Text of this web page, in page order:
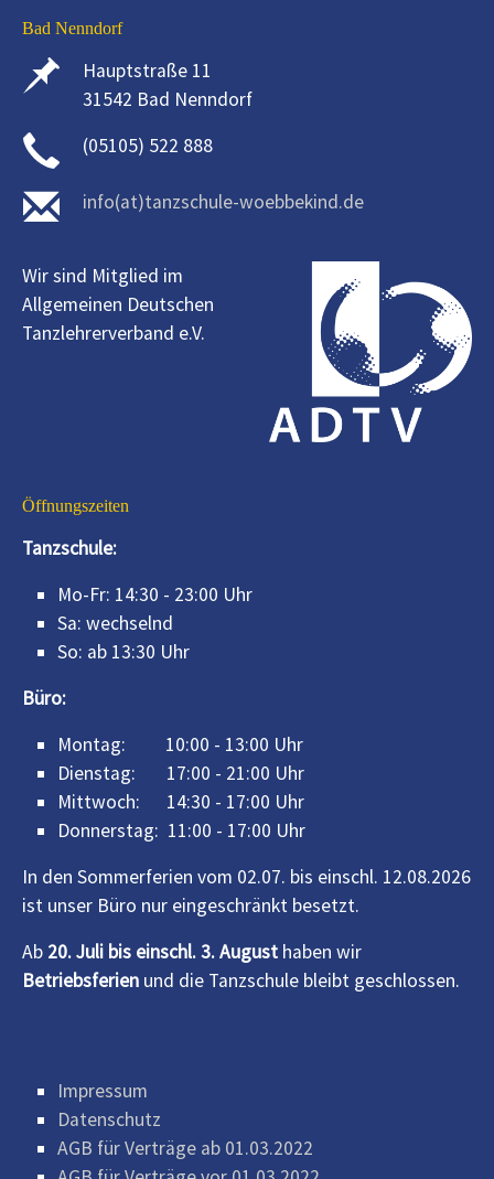
Bad Nenndorf
Hauptstraße 11
31542 Bad Nenndorf
(05105) 522 888
info(at)tanzschule-woebbekind.de
Wir sind Mitglied im
Allgemeinen Deutschen
Tanzlehrerverband e.V.
Öffnungszeiten
Tanzschule:
Mo-Fr: 14:30 - 23:00 Uhr
Sa: wechselnd
So: ab 13:30 Uhr
Büro:
Montag: 10:00 - 13:00 Uhr
Dienstag: 17:00 - 21:00 Uhr
Mittwoch: 14:30 - 17:00 Uhr
Donnerstag: 11:00 - 17:00 Uhr
In den Sommerferien vom 02.07. bis einschl. 12.08.2026
ist unser Büro nur eingeschränkt besetzt.
Ab 20. Juli bis einschl. 3. August haben wir
Betriebsferien und die Tanzschule bleibt geschlossen.
Impressum
Datenschutz
AGB für Verträge ab 01.03.2022